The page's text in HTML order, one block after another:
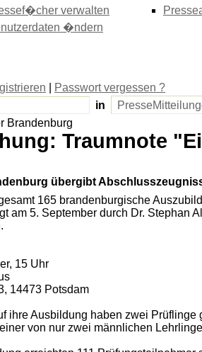
verwalten
�ndern
Passwort vergessen ?
in
Brandenburg
Traumnote
übergibt
165 brandenburgische
am 5. September durch Dr. Stephan
15 Uhr
14473 Potsdam
ihre Ausbildung haben zwei
von nur zwei männlichen